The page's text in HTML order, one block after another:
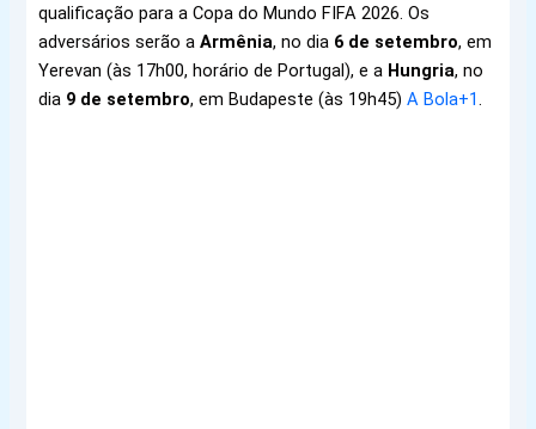
qualificação para a Copa do Mundo FIFA 2026. Os
adversários serão aArmênia, no dia 6 de setembro, em
Yerevan (às 17h00, horário de Portugal), e a Hungria, no
dia 9 de setembro, em Budapeste (às 19h45)A Bola+1.